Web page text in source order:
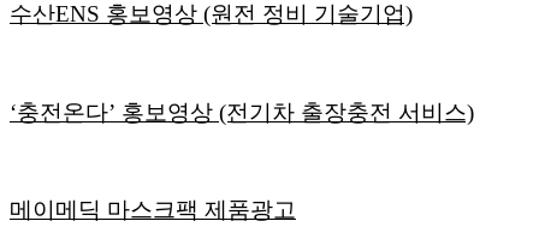
수산ENS 홍보영상 (원전 정비 기술기업)
‘충전온다’ 홍보영상 (전기차 출장충전 서비스)
메이메딕 마스크팩 제품광고